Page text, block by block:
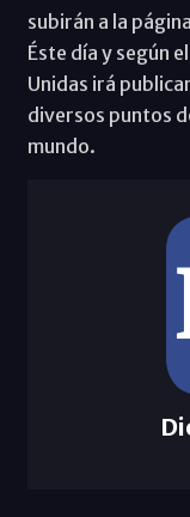
subirán a la
Éste día y según
Unidas irá
diversos puntos
mundo.